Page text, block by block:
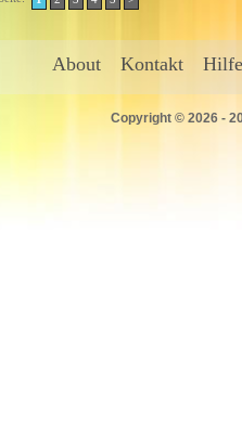
About Kontakt Hilfe
Copyright © 2026 -